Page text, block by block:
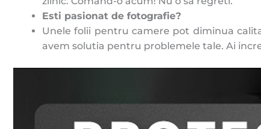
Esti pasionat de fotografie?
Unele folii pentru camere pot diminua
avem solutia pentru problemele tale. Ai